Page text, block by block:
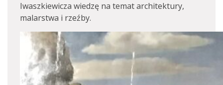
Iwaszkiewicza wiedzę na temat architektury,
malarstwa i rzeźby.